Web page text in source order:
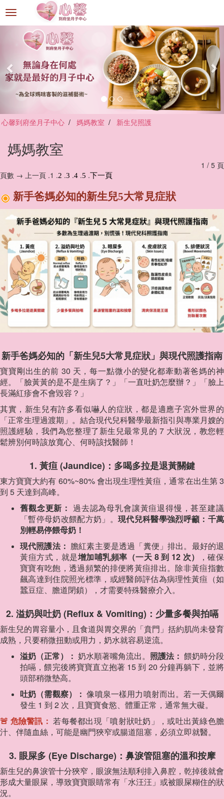
選
單
心馨到府坐月子中心 媽媽教室 新生兒照護
媽媽教室
1 / 5 頁
頁數 → 上一頁 .1 .2 .3 .4 .5 .下一頁
新手爸媽必知的新生兒5大常見症狀
新手爸媽必知的「新生兒5大常見症狀」與現代照護指南
寶寶剛出生的前 30 天，每一點微小的變化都牽動著爸媽的神
經。「臉黃黃的是不是生病了？」「一直吐奶怎麼辦？」「臉上
長滿紅疹會不會毀容？」
其實，新生兒有許多看似嚇人的症狀，都是適應子宮外世界的
「正常生理過渡期」。結合現代兒科醫學最新指引與專業月嫂的
照護經驗，我們為您整理了新生兒最常見的 7 大狀況，教您輕
鬆辨別何時該放寬心、何時該找醫師！
1. 黃疸 (Jaundice)：多喝多拉是退黃關鍵
東方寶寶大約有 60%~80% 會出現生理性黃疸，通常在出生第 3
到 5 天達到高峰。
舊觀念更新： 過去認為母乳會讓黃疸退得慢，甚至建議
「暫停母奶改餵配方奶」。 現代兒科醫學強烈呼籲：千萬
別輕易停餵母奶！
現代照護法： 膽紅素主要是透過「糞便」排出。最好的退
黃疸方式，就是增加哺乳頻率（一天 8 到 12 次）
，確保
寶寶有吃飽，透過頻繁的排便將黃疸排出。除非黃疸指數
飆高達到住院照光標準，或經醫師評估為病理性黃疸（如
蠶豆症、膽道閉鎖），才需要特殊醫療介入。
2. 溢奶與吐奶 (Reflux & Vomiting)：少量多餐與拍嗝
新生兒的胃容量小，且食道與胃交界的「賁門」括約肌尚未發育
成熟，只要稍微扭動或用力，奶水就容易逆流。
溢奶（正常）： 奶水順著嘴角流出。 照護法： 餵奶時分段
拍嗝，餵完後將寶寶直立抱著 15 到 20 分鐘再躺下，並將
頭部稍微墊高。
吐奶（需觀察）： 像噴泉一樣用力噴射而出。若一天偶爾
發生 1 到 2 次，且寶寶食慾、體重正常，通常無大礙。
🚨 危險警訊： 若每餐都出現「噴射狀吐奶」，或吐出黃綠色膽
汁、伴隨血絲，可能是幽門狹窄或腸道阻塞，必須立即就醫。
3. 眼屎多 (Eye Discharge)：鼻淚管阻塞的溫和按摩
新生兒的鼻淚管十分狹窄，眼淚無法順利排入鼻腔，乾掉後就會
形成大量眼屎，導致寶寶眼睛常有「水汪汪」或被眼屎糊住的狀
況。